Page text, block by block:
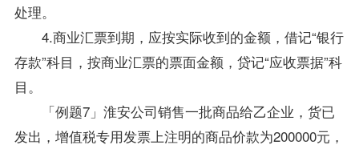
处理。
4.商业汇票到期，应按实际收到的金额，借记“银行
存款”科目，按商业汇票的票面金额，贷记“应收票据”科
目。
「例题7」淮安公司销售一批商品给乙企业，货已
发出，增值税专用发票上注明的商品价款为200000元，